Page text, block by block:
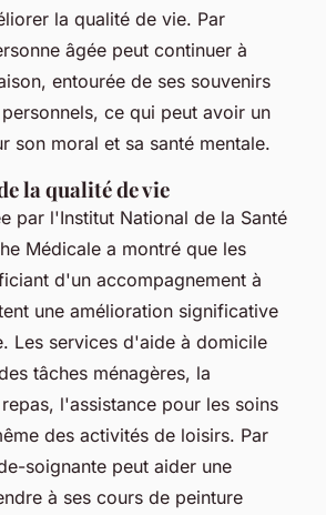
la qualité de vie. Par
âgée peut continuer à
entourée de ses souvenirs
ce qui peut avoir un
son moral et sa santé mentale.
la qualité de vie
par l'Institut National de la Santé
Médicale a montré que les
d'un accompagnement à
une amélioration significative
Les services d'aide à domicile
tâches ménagères, la
l'assistance pour les soins
des activités de loisirs. Par
soignante peut aider une
à ses cours de peinture